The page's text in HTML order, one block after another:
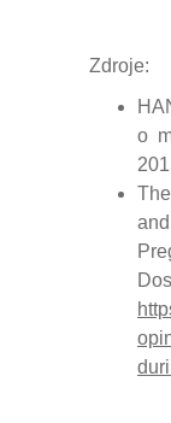
Zdroje:
o